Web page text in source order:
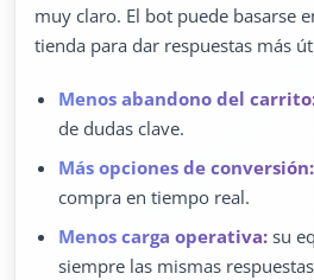
muy claro. El bot puede basarse
tienda para dar respuestas más
Menos abandono del
de dudas clave.
Más opciones de conversión:
compra en tiempo real.
Menos carga operativa: su
siempre las mismas